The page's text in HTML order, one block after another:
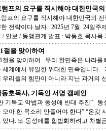
럼프의 요구를 직시해야 대한민국
럼프의 요구를 직시해야 대한민국의
한 전략이다.날자 : 2025년 7월 24일주
/ 안보 / 동맹관계 발표 : 박동호 목사목
절을 맞이하여
절을 맞이하여 우리 한민족은 나라를
세계에서 유일한 위대한 민족입니다.
우리들의 힘만이 아니라 지난 과거의
동호목사, 기독인 서명 캠페인
기독교 악법과 동성애 반대 추진”
모아 한 목소리 만들어야 한다” “온갖
있다. 또 동성애를 합법화하려고 차별